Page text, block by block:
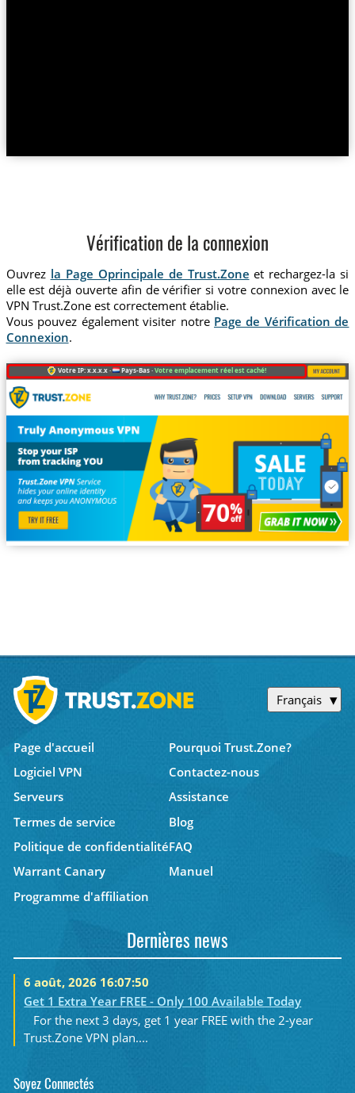
Vérification de la connexion
Ouvrez la Page Oprincipale de Trust.Zone et rechargez-la si
elle est déjà ouverte afin de vérifier si votre connexion avec le
VPN Trust.Zone est correctement établie.
Vous pouvez également visiter notre Page de Vérification de
Connexion.
Votre IP: x.x.x.x · Pays-Bas ·Votre emplacement réel est caché!
Français
Page d'accueil
Pourquoi Trust.Zone?
Logiciel VPN
Contactez-nous
Serveurs
Assistance
Termes de service
Blog
Politique de confidentialitéFAQ
Warrant Canary
Manuel
Programme d'affiliation
Dernières news
6 août, 2026 16:07:50
Get 1 Extra Year FREE - Only 100 Available Today
For the next 3 days, get 1 year FREE with the 2-year
Trust.Zone VPN plan....
Soyez Connectés